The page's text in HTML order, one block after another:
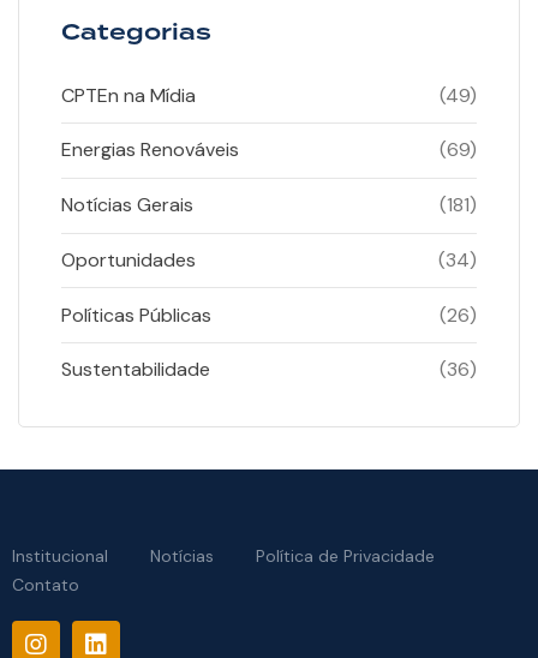
Categorias
CPTEn na Mídia (49)
Energias Renováveis (69)
Notícias Gerais (181)
Oportunidades (34)
Políticas Públicas (26)
Sustentabilidade (36)
Institucional Notícias
Política de Privacidade
Contato